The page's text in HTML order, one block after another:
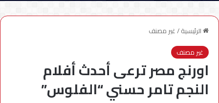
الرئيسية/غير مصنف
غير مصنف
اورنج مصر ترعى أحدث أفلام
النجم تامر حسني “الفلوس”